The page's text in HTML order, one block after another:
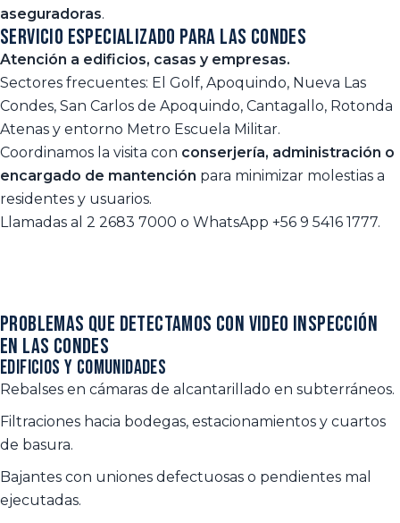
aseguradoras.
Servicio especializado para Las Condes
Atención a edificios, casas y empresas.
Sectores frecuentes: El Golf, Apoquindo, Nueva Las
Condes, San Carlos de Apoquindo, Cantagallo, Rotonda
Atenas y entorno Metro Escuela Militar.
Coordinamos la visita con conserjería, administración o
encargado de mantención para minimizar molestias a
residentes y usuarios.
Llamadas al 2 2683 7000 o WhatsApp +56 9 5416 1777.
Problemas que detectamos con video inspección
en Las Condes
Edificios y comunidades
Rebalses en cámaras de alcantarillado en subterráneos.
Filtraciones hacia bodegas, estacionamientos y cuartos
de basura.
Bajantes con uniones defectuosas o pendientes mal
ejecutadas.